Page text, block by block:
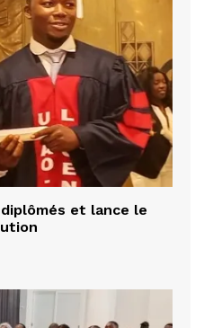
diplômés et lance le